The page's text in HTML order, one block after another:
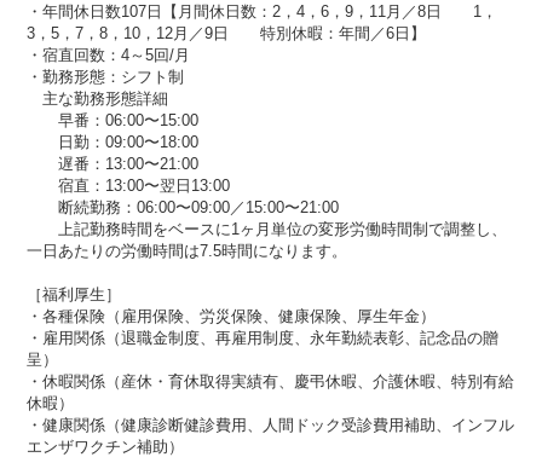
・年間休日数107日【月間休日数：2，4，6，9，11月／8日 1，
3，5，7，8，10，12月／9日 特別休暇：年間／6日】
・宿直回数：4～5回/月
・勤務形態：シフト制
主な勤務形態詳細
早番：06:00〜15:00
日勤：09:00〜18:00
遅番：13:00〜21:00
宿直：13:00〜翌日13:00
断続勤務：06:00〜09:00／15:00〜21:00
上記勤務時間をベースに1ヶ月単位の変形労働時間制で調整し、
一日あたりの労働時間は7.5時間になります。
［福利厚生］
・各種保険（雇用保険、労災保険、健康保険、厚生年金）​​
・雇用関係（退職金制度、再雇用制度、永年勤続表彰、記念品の贈
呈）
・休暇関係（産休・育休取得実績有、慶弔休暇​​、介護休暇、特別有給
休暇）
・健康関係（健康診断健診費用、人間ドック受診費用補助、インフル
エンザワクチン補助）